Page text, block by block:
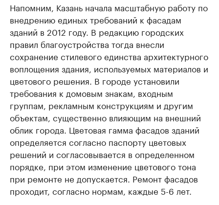
Напомним, Казань начала масштабную работу по
внедрению единых требований к фасадам
зданий в 2012 году. В редакцию городских
правил благоустройства тогда внесли
сохранение стилевого единства архитектурного
воплощения здания, используемых материалов и
цветового решения. В городе установили
требования к домовым знакам, входным
группам, рекламным конструкциям и другим
объектам, существенно влияющим на внешний
облик города. Цветовая гамма фасадов зданий
определяется согласно паспорту цветовых
решений и согласовывается в определенном
порядке, при этом изменение цветового тона
при ремонте не допускается. Ремонт фасадов
проходит, согласно нормам, каждые 5-6 лет.